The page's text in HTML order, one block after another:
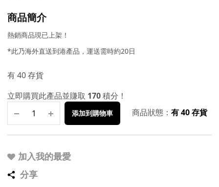
商品簡介
熱銷商品現已上架！
*此乃海外直送到港產品，運送需時約20日
有 40 存貨
立即購買此產品並賺取 170積分！
添加到購物車 商品狀態： 有 40 存貨
加入我的最愛
分享